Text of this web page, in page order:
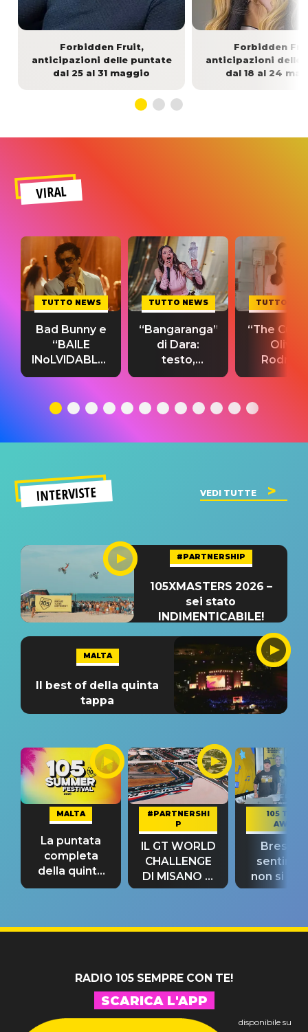
Forbidden Fruit,
anticipazioni delle puntate
dal 25 al 31 maggio
Forbidden
anticipazioni delle
dal 18 al 24
VIRAL
TUTTO NEWS
Bad Bunny e
“BAILE
INoLVIDABLE”:
testo,
significato
TUTTO NEWS
“Bangaranga”
di Dara:
testo,
traduzione e
del singolo
TUTTO
“The
Olivia
testo,
INTERVISTE VEDI TUTTE
#PARTNERSHIP
105XMASTERS 2026 –
sei stato
INDIMENTICABILE!
MALTA
Il best of della quinta
tappa
MALTA
La puntata
completa
della quinta
tappa
#PARTNERSHI
P
IL GT WORLD
CHALLENGE
DI MISANO si
riconferma
105 TAKE
AWAY
Bresh:
non si
fino alla
RADIO 105 SEMPRE CON TE!
SCARICA L'APP
disponibile su